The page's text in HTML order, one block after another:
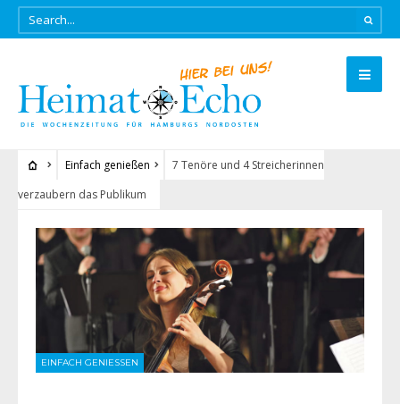
Einfach genießen
7 Tenöre und 4 Streicherinnen
verzaubern das Publikum
EINFACH GENIESSEN